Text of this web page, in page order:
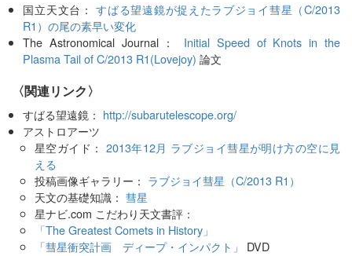
国立天文台：すばる望遠鏡が捉えたラブジョイ彗星（C/2013
R1）の尾の素早い変化
The Astronomical Journal： Initial Speed of Knots in the
Plasma Tail of C/2013 R1(Lovejoy) 論文
〈関連リンク〉
すばる望遠鏡： http://subarutelescope.org/
アストロアーツ
星空ガイド： 2013年12月 ラブジョイ彗星が明け方の空に見
える
投稿画像ギャラリー： ラブジョイ彗星（C/2013 R1）
天文の基礎知識： 彗星
星ナビ.com こだわり天文書評：
「The Greatest Comets in History」
「彗星衝突計画 ディープ・インパクト」
DVD